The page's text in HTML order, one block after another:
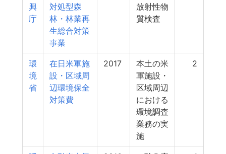
興
庁
対処型森
林・林業再
生総合対策
事業
放射性物
質検査
環
境
省
在日米軍施
設・区域周
辺環境保全
対策費
2017
本土の米
軍施設・
区域周辺
における
環境調査
業務の実
施
2